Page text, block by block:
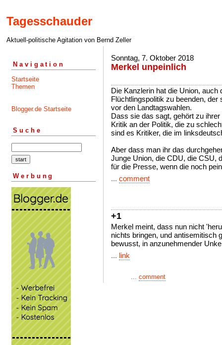
Tagesschauder
Aktuell-politische Agitation von Bernd Zeller
Navigation
Startseite
Themen
Blogger.de Startseite
Suche
Werbung
Sonntag, 7. Oktober 2018
Merkel unpeinlich
Die Kanzlerin hat die Union, auch
Flüchtlingspolitik zu beenden,
vor den Landtagswahlen.
Dass sie das sagt, gehört zu
Kritik an der Politik, die zu
sind es Kritiker, die im
Aber dass man ihr das
Junge Union, die CDU, die CSU,
für die Presse, wenn die noch
... comment
+1
Merkel meint, dass nun nicht
nichts bringen, und antisemitisch
bewusst, in anzunehmender
... link
... comment